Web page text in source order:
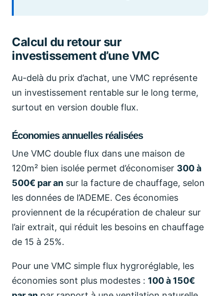
Calcul du retour sur
investissement d’une VMC
Au-delà du prix d’achat, une VMC représente
un investissement rentable sur le long terme,
surtout en version double flux.
Économies annuelles réalisées
Une VMC double flux dans une maison de
120m² bien isolée permet d’économiser 300 à
500€ par an sur la facture de chauffage, selon
les données de l’ADEME. Ces économies
proviennent de la récupération de chaleur sur
l’air extrait, qui réduit les besoins en chauffage
de 15 à 25%.
Pour une VMC simple flux hygroréglable, les
économies sont plus modestes : 100 à 150€